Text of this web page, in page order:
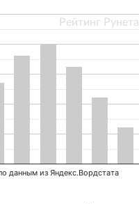
данным из Яндекс.Вордстата
Рейтинг Рунета